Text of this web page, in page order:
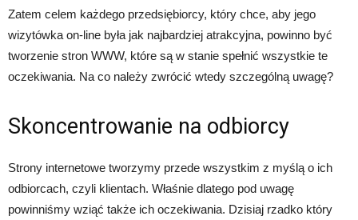
Zatem celem każdego przedsiębiorcy, który chce, aby jego
wizytówka on-line była jak najbardziej atrakcyjna, powinno być
tworzenie stron WWW, które są w stanie spełnić wszystkie te
oczekiwania. Na co należy zwrócić wtedy szczególną uwagę?
Skoncentrowanie na odbiorcy
Strony internetowe tworzymy przede wszystkim z myślą o ich
odbiorcach, czyli klientach. Właśnie dlatego pod uwagę
powinniśmy wziąć także ich oczekiwania. Dzisiaj rzadko który